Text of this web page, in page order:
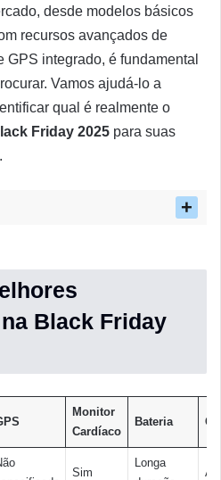
desde modelos básicos
recursos avançados de
GPS integrado, é fundamental
Vamos ajudá-lo a
qual é realmente o
Friday 2025 para suas
Black Friday
Monitor
Cardíaco
Bateria
Sim
Longa